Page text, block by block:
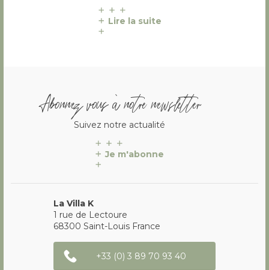
Lire la suite
Abonnez vous à notre newsletter
Suivez notre actualité
Je m'abonne
La Villa K
1 rue de Lectoure
68300 Saint-Louis France
+33 (0) 3 89 70 93 40